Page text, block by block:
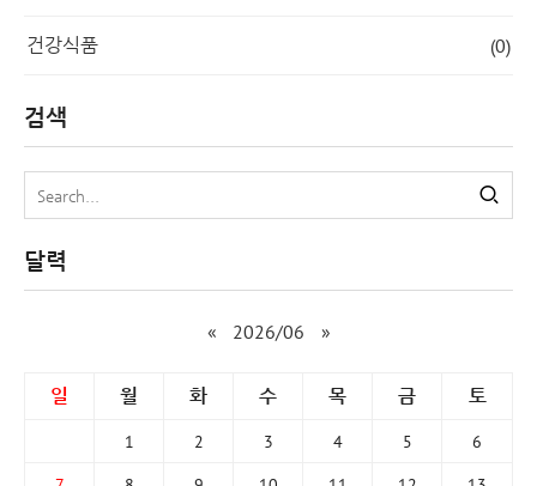
건강식품 (0)
검색
달력
« 2026/06 »
일 월 화 수 목 금
토
1
2 3 4 5
6